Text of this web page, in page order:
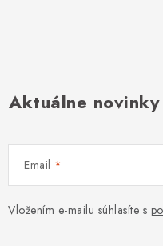
Aktuálne
Email
Vložením e-mailu súhlasíte s